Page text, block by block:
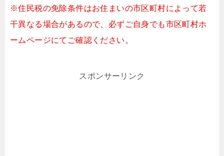
※住民税の免除条件はお住まいの市区町村によって若
干異なる場合があるので、必ずご自身でも市区町村ホ
ームページにてご確認ください。
スポンサーリンク